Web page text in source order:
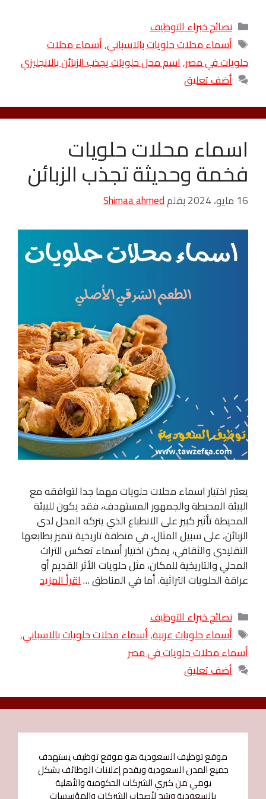
التصنيفات
نصائح خبراء التوظيف
الوسوم
أسماء محلات حلويات بالاسباني,أسماء محلات
حلويات في مصر,اسم محل حلويات يجذب الزبائن بالانجليزي
أضف تعليق
اسماء محلات حلويات
فخمة وحديثة تجذب الزبائن
16 مايو، 2024 بقلمShimaa ahmed
يعتبر اختيار اسماء محلات حلويات مهما جدا لتوافقه مع
البيئة المحيطة والجمهور المستهدف، فقد يكون للبيئة
المحيطة تأثير كبير على الانطباع الذي يتركه المحل لدى
الزبائن، على سبيل المثال، في منطقة تاريخية تتميز بطابعها
التقليدي والثقافي، يمكن اختيار أسماء تعكس التراث
المحلي والتاريخية للمكان، مثل حلويات الأثر القديم أو
عراقة الحلويات التراثية. أما في المناطق …اقرأ المزيد
التصنيفات
نصائح خبراء التوظيف
الوسوم
أسماء حلويات عربية,أسماء محلات حلويات بالاسباني,
أسماء محلات حلويات في مصر
أضف تعليق
موقع توظيف السعودية هو موقع توظيف يستهدف
جميع المدن السعودية ويقدم إعلانات الوظائف بشكل
يومي من كبري الشركات الحكومية والأهلية
بالسعودية ويتيح لأصحاب الشركات والمؤسسات